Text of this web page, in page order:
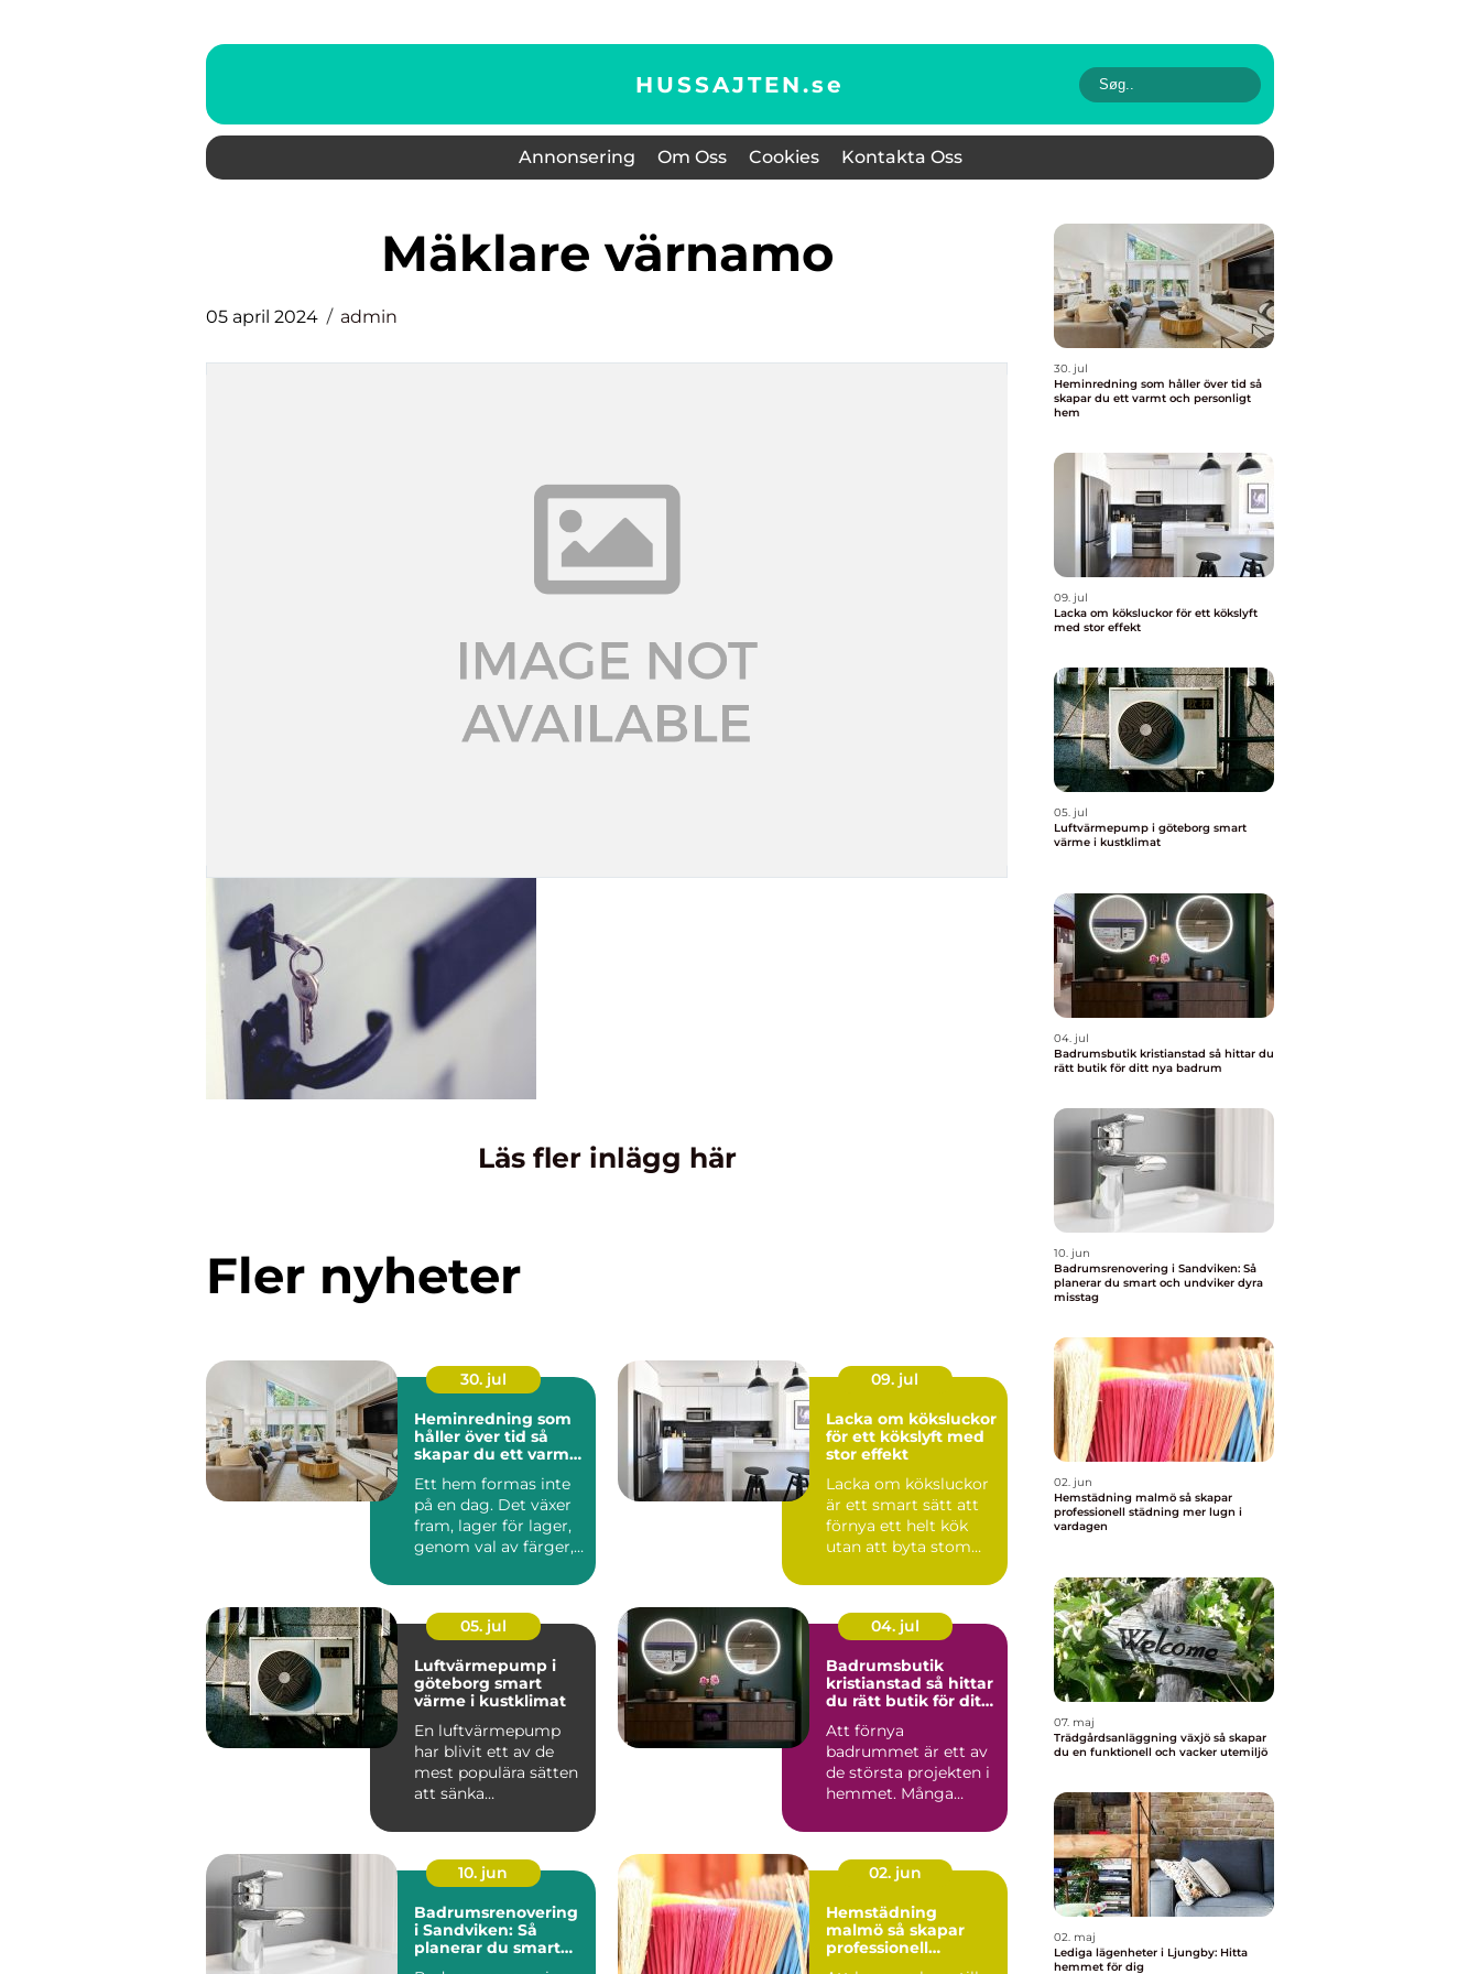
HUSSAJTEN.se
Annonsering Om Oss Cookies Kontakta Oss
mäklare värnamo
05 april 2024 admin
Läs fler inlägg här
Fler nyheter
30. jul
Heminredning som
håller över tid så
skapar du ett varmt
Ett hem formas inte
på en dag. Det växer
fram, lager för lager,
genom val av färger,
09. jul
Lacka om köksluckor
för ett kökslyft med
stor effekt
Lacka om köksluckor
är ett smart sätt att
förnya ett helt kök
utan att byta stomme
05. jul
Luftvärmepump i
göteborg smart
värme i kustklimat
En luftvärmepump
har blivit ett av de
mest populära sätten
att sänka
der och samti...
04. jul
Badrumsbutik
kristianstad så hittar
du rätt butik för ditt
Att förnya
badrummet är ett av
de största projekten i
hemmet. Många
efter en bad...
10. jun
Badrumsrenovering
i Sandviken: Så
planerar du smart
02. jun
Hemstädning
malmö så skapar
professionell
30. jul
Heminredning som håller över tid så
skapar du ett varmt och personligt
hem
09. jul
Lacka om köksluckor för ett kökslyft
med stor effekt
05. jul
Luftvärmepump i göteborg smart
värme i kustklimat
04. jul
Badrumsbutik kristianstad så hittar du
rätt butik för ditt nya badrum
10. jun
Badrumsrenovering i Sandviken: Så
planerar du smart och undviker dyra
misstag
02. jun
Hemstädning malmö så skapar
professionell städning mer lugn i
vardagen
07. maj
Trädgårdsanläggning växjö så skapar
du en funktionell och vacker utemiljö
02. maj
Lediga lägenheter i Ljungby: Hitta
hemmet för dig